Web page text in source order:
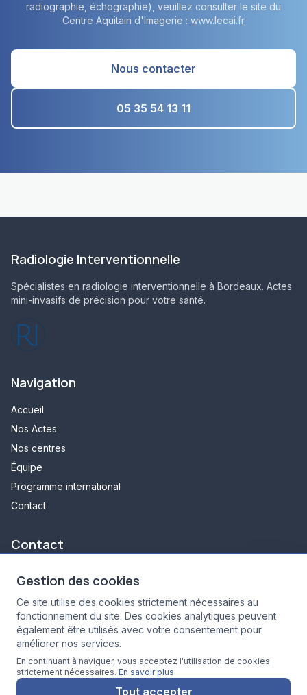
radiographie, échographie), veuillez consulter le site du
Centre Aquitain d'Imagerie : www.lecai.fr
Nous contacter
05 35 54 13 11
Radiologie Interventionnelle
Spécialistes en radiologie interventionnelle à Bordeaux. Actes
mini-invasifs de précision pour votre santé.
Navigation
Accueil
Nos Actes
Nos centres
Équipe
Programme international
Contact
Contact
33700 Mérignac
05 35 54 13 11
secretariat.ri@lecai.fr
8h30 - 18h30
Gestion des cookies
Ce site utilise des cookies strictement nécessaires au
fonctionnement du site. Des cookies analytiques peuvent
également être utilisés avec votre consentement pour
améliorer nos services.
En continuant à naviguer, vous acceptez l'utilisation de cookies
strictement nécessaires. En savoir plus
Tout accepter